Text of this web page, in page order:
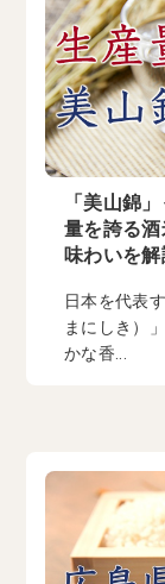
「美山錦
量を誇る
味わいを解
日本を代表
まにしき）
かな香...